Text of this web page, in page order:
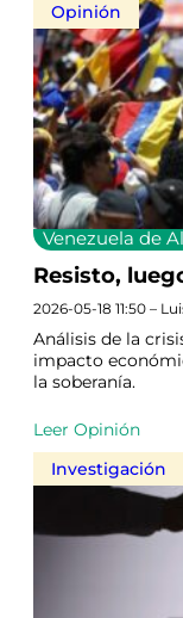
Opinión
Venezuela de
Resisto,
2026-05-18 11:50 –
Análisis de la
impacto
la soberanía.
Leer Opinión
Investigación